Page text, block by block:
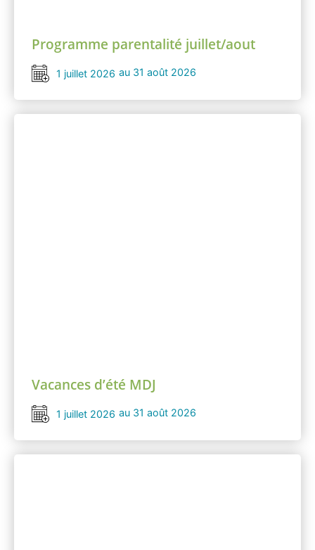
Programme parentalité juillet/aout
1 juillet 2026 au 31 août 2026
Vacances d’été MDJ
1 juillet 2026 au 31 août 2026